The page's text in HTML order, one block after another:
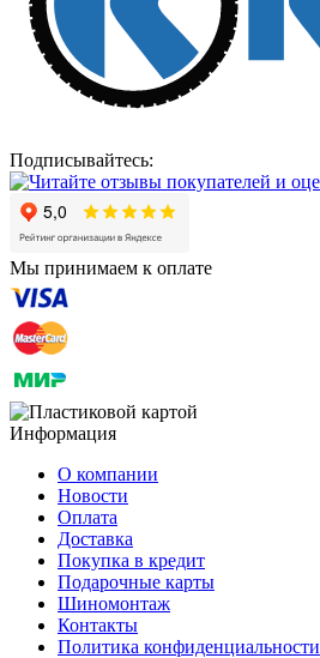
Подписывайтесь:
Мы принимаем к оплате
Информация
О компании
Новости
Оплата
Доставка
Покупка в кредит
Подарочные карты
Шиномонтаж
Контакты
Политика конфиденциальности